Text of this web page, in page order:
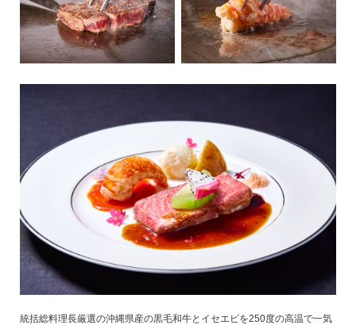
統括総料理長厳選の沖縄県産の黒毛和牛とイセエビを250度の高温で一気